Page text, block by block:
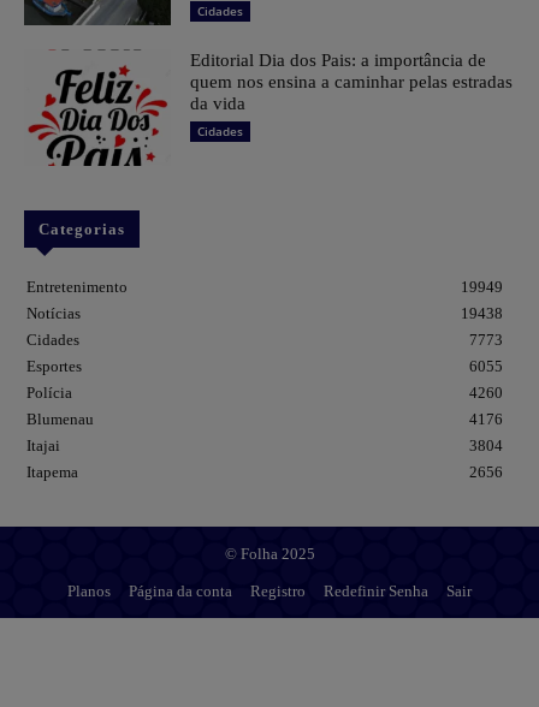
Cidades
Editorial Dia dos Pais: a importância de
quem nos ensina a caminhar pelas estradas
da vida
Cidades
Categorias
Entretenimento
19949
Notícias
19438
Cidades
7773
Esportes
6055
Polícia
4260
Blumenau
4176
Itajai
3804
Itapema
2656
© Folha 2025
Planos Página da conta Registro Redefinir Senha Sair